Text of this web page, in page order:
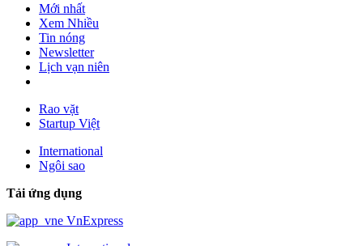
Mới nhất
Xem Nhiều
Tin nóng
Newsletter
Lịch vạn niên
Rao vặt
Startup Việt
International
Ngôi sao
Tải ứng dụng
VnExpress